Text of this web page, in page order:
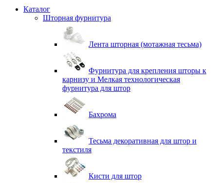
Каталог
Шторная фурнитура
Лента шторная (мотажная тесьма)
Фурнитура для крепления шторы к
карнизу и Мелкая технологическая
фурнитура для штор
Бахрома
Тесьма декоративная для штор и
текстиля
Кисти для штор